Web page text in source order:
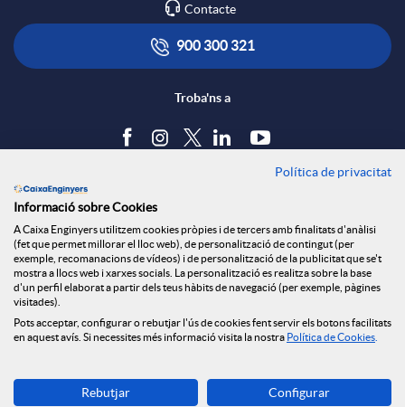
r
e
s
S
o
c
i
c
i
o
n
ó
a
l
a
d
Contacte
900 300 321
Troba'ns a
Política de cookies
Avís legal
Seguretat Online
Canal denúncies
Descarrega-la ara
Banca MOBILE
Política de privacitat
Informació sobre Cookies
A Caixa Enginyers utilitzem cookies pròpies i de tercers amb finalitats d'anàlisi
(fet que permet millorar el lloc web), de personalització de contingut (per
exemple, recomanacions de vídeos) i de personalització de la publicitat que se't
mostra a llocs web i xarxes socials. La personalització es realitza sobre la base
d'un perfil elaborat a partir dels teus hàbits de navegació (per exemple, pàgines
visitades).
Pots acceptar, configurar o rebutjar l'ús de cookies fent servir els botons facilitats
en aquest avís. Si necessites més informació visita la nostra Política de Cookies
Rebutjar Configurar